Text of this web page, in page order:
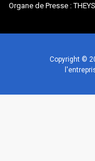
Organe de Presse :
Copyright ©